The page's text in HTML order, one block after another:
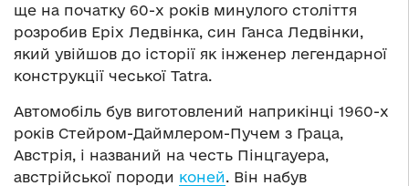
ще на початку 60-х років минулого століття
розробив Еріх Ледвінка, син Ганса Ледвінки,
який увійшов до історії як інженер легендарної
конструкції чеської Tatra.
Автомобіль був виготовлений наприкінці 1960-х
років Стейром-Даймлером-Пучем з Граца,
Австрія, і названий на честь Пінцгауера,
австрійської породи коней. Він набув